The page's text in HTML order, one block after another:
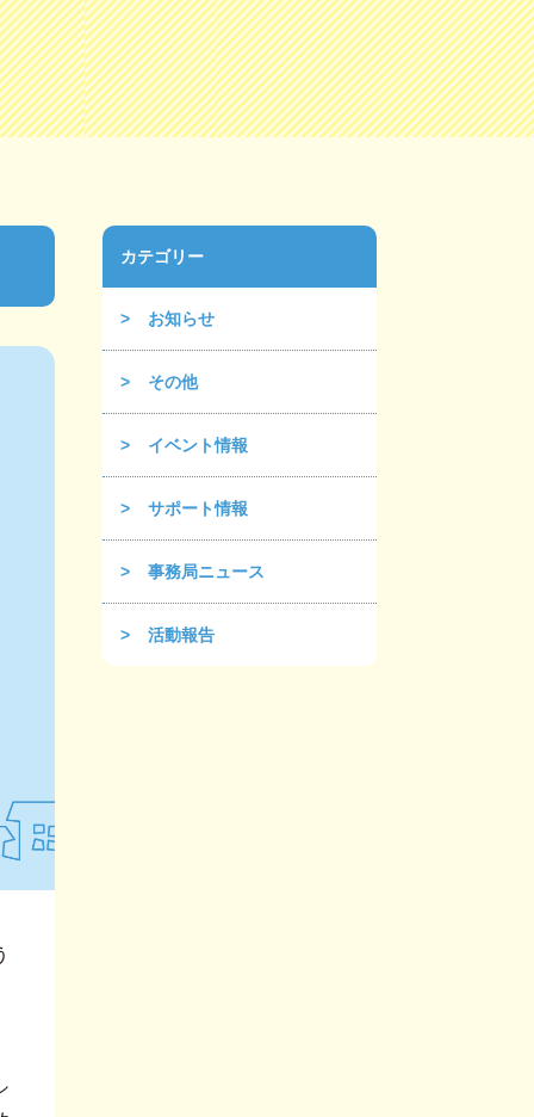
カテゴリー
お知らせ
その他
イベント情報
サポート情報
事務局ニュース
活動報告